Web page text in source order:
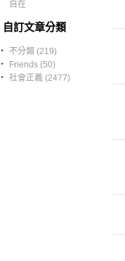
自在
自訂文章分類
‧
不分類 (219)
‧
Friends (50)
‧ 社會正義 (2477)